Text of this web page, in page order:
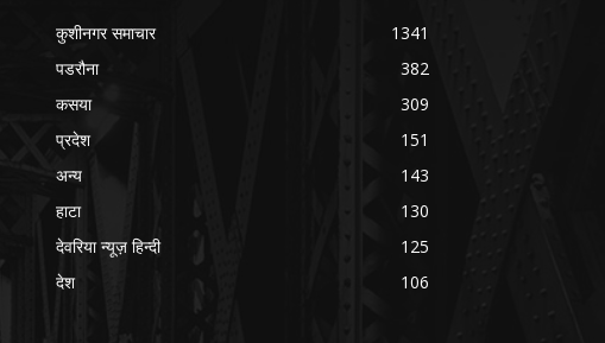
कुशीनगर समाचार
1341
पडरौना
382
कसया
309
प्रदेश
151
अन्य
143
हाटा
130
देवरिया न्यूज़ हिन्दी
125
देश
106